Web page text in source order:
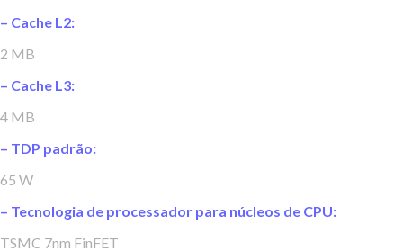
– Cache L2:
2 MB
– Cache L3:
4 MB
– TDP padrão:
65 W
– Tecnologia de processador para núcleos de CPU:
TSMC 7nm FinFET